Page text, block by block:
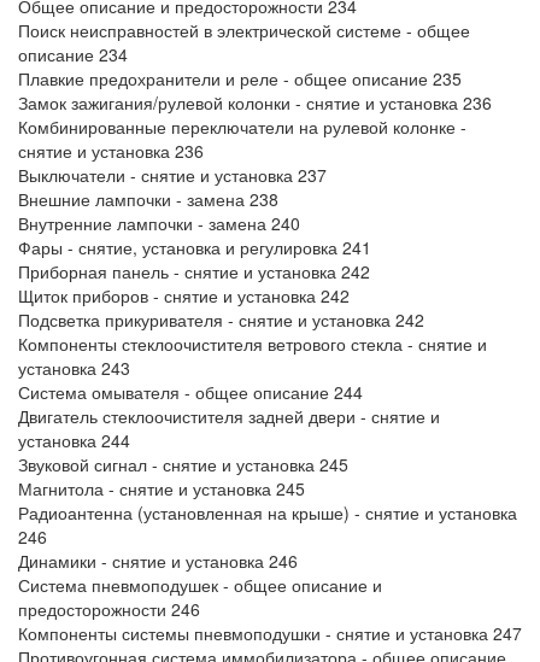
Общее описание и предосторожности 234
Поиск неисправностей в электрической системе - общее
описание 234
Плавкие предохранители и реле - общее описание 235
Замок зажигания/рулевой колонки - снятие и установка 236
Комбинированные переключатели на рулевой колонке -
снятие и установка 236
Выключатели - снятие и установка 237
Внешние лампочки - замена 238
Внутренние лампочки - замена 240
Фары - снятие, установка и регулировка 241
Приборная панель - снятие и установка 242
Щиток приборов - снятие и установка 242
Подсветка прикуривателя - снятие и установка 242
Компоненты стеклоочистителя ветрового стекла - снятие и
установка 243
Система омывателя - общее описание 244
Двигатель стеклоочистителя задней двери - снятие и
установка 244
Звуковой сигнал - снятие и установка 245
Магнитола - снятие и установка 245
Радиоантенна (установленная на крыше) - снятие и установка
246
Динамики - снятие и установка 246
Система пневмоподушек - общее описание и
предосторожности 246
Компоненты системы пневмоподушки - снятие и установка 247
Противоугонная система иммобилизатора - общее описание